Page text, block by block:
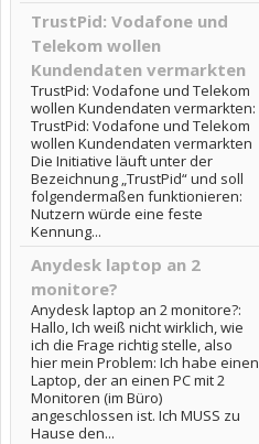
TrustPid: Vodafone und
Telekom wollen
Kundendaten vermarkten
TrustPid: Vodafone und Telekom
wollen Kundendaten vermarkten:
TrustPid: Vodafone und Telekom
wollen Kundendaten vermarkten
Die Initiative läuft unter der
Bezeichnung „TrustPid“ und soll
folgendermaßen funktionieren:
Nutzern würde eine feste
Kennung...
Anydesk laptop an 2
monitore?
Anydesk laptop an 2 monitore?:
Hallo, Ich weiß nicht wirklich, wie
ich die Frage richtig stelle, also
hier mein Problem: Ich habe einen
Laptop, der an einen PC mit 2
Monitoren (im Büro)
angeschlossen ist. Ich MUSS zu
Hause den...